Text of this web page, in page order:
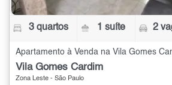
3 quartos 1 suíte 2
Vila Gomes Cardim
Zona Leste - São Paulo